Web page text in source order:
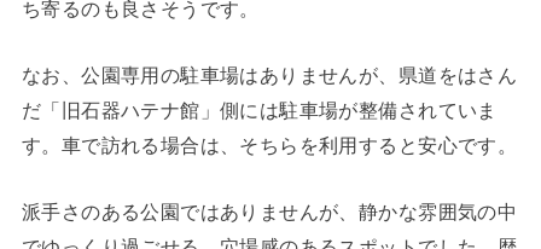
ち寄るのも良さそうです。
なお、公園専用の駐車場はありませんが、県道をはさん
だ「旧石器ハテナ館」側には駐車場が整備されていま
す。車で訪れる場合は、そちらを利用すると安心です。
派手さのある公園ではありませんが、静かな雰囲気の中